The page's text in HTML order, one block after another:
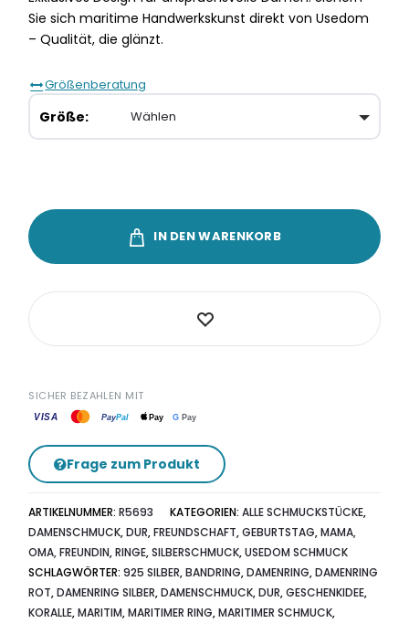
Sie sich maritime Handwerkskunst direkt von Usedom
– Qualität, die glänzt.
Größenberatung
Größe
IN DEN WARENKORB
SICHER BEZAHLEN MIT
VISA PayPal Pay G Pay
Frage zum Produkt
ARTIKELNUMMER:R5693 KATEGORIEN:ALLE SCHMUCKSTÜCKE,
DAMENSCHMUCK,DUR,FREUNDSCHAFT,GEBURTSTAG,MAMA,
OMA, FREUNDIN,RINGE,SILBERSCHMUCK,USEDOM SCHMUCK
SCHLAGWÖRTER:925 SILBER,BANDRING,DAMENRING,DAMENRING
ROT,DAMENRING SILBER,DAMENSCHMUCK,DUR,GESCHENKIDEE,
KORALLE,MARITIM,MARITIMER RING,MARITIMER SCHMUCK,